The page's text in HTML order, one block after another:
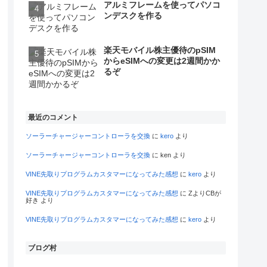
アルミフレームを使ってパソコ
ンデスクを作る
楽天モバイル株主優待のpSIM
からeSIMへの変更は2週間かか
るぞ
最近のコメント
ソーラーチャージャーコントローラを交換 に kero より
ソーラーチャージャーコントローラを交換 に ken より
VINE先取りプログラムカスタマーになってみた感想 に kero より
VINE先取りプログラムカスタマーになってみた感想 に ZよりCBが
好き より
VINE先取りプログラムカスタマーになってみた感想 に kero より
ブログ村